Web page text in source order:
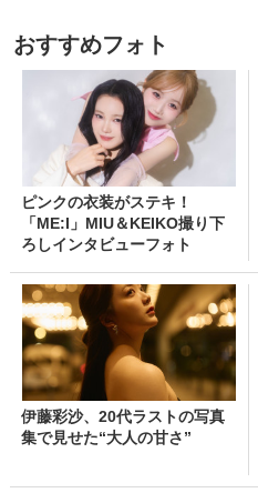
おすすめフォト
ピンクの衣装がステキ！
「ME:I」MIU＆KEIKO撮り下
ろしインタビューフォト
伊藤彩沙、20代ラストの写真
集で見せた“大人の甘さ”